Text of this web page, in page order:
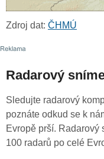
Zdroj dat: ČHMÚ
Radarový
Sledujte radarový
poznáte odkud se k
Evropě prší. Radarový
100 radarů po celé